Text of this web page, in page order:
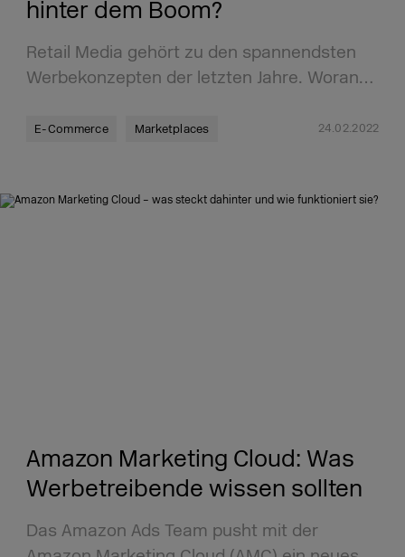
hinter dem Boom?
Retail Media gehört zu den spannendsten
Werbekonzepten der letzten Jahre. Woran…
E-Commerce Marketplaces 24.02.2022
Amazon Marketing Cloud: Was
Werbetreibende wissen sollten
Das Amazon Ads Team pusht mit der